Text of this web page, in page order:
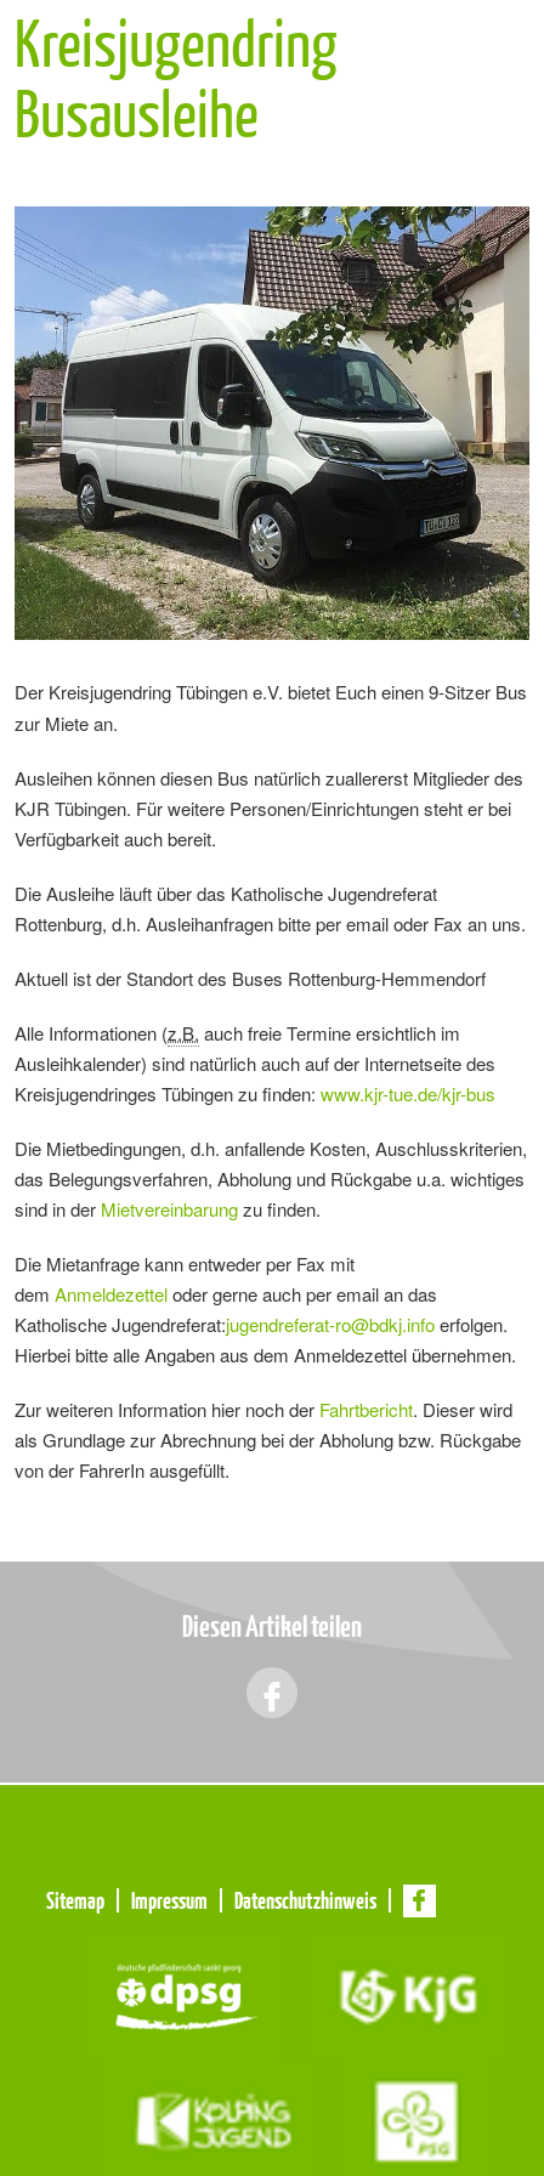
Kreisjugendring
Busausleihe
Der Kreisjugendring Tübingen e.V. bietet Euch einen 9-Sitzer Bus
zur Miete an.
Ausleihen können diesen Bus natürlich zuallererst Mitglieder des
KJR Tübingen. Für weitere Personen/Einrichtungen steht er bei
Verfügbarkeit auch bereit.
Die Ausleihe läuft über das Katholische Jugendreferat
Rottenburg, d.h. Ausleihanfragen bitte per email oder Fax an uns.
Aktuell ist der Standort des Buses Rottenburg-Hemmendorf
Alle Informationen (z.B. auch freie Termine ersichtlich im
Ausleihkalender) sind natürlich auch auf der Internetseite des
Kreisjugendringes Tübingen zu finden: www.kjr-tue.de/kjr-bus
Die Mietbedingungen, d.h. anfallende Kosten, Auschlusskriterien,
das Belegungsverfahren, Abholung und Rückgabe u.a. wichtiges
sind in der Mietvereinbarungzu finden.
Die Mietanfrage kann entweder per Fax mit
dem Anmeldezetteloder gerne auch per email an das
Katholische Jugendreferat:jugendreferat-ro@bdkj.infoerfolgen.
Hierbei bitte alle Angaben aus dem Anmeldezettel übernehmen.
Zur weiteren Information hier noch der Fahrtbericht. Dieser wird
als Grundlage zur Abrechnung bei der Abholung bzw. Rückgabe
von der FahrerIn ausgefüllt.
Diesen Artikel teilen
Navigation
Navigation
Sitemap Impressum Datenschutzhinweis